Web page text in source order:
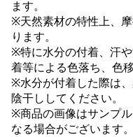
ます。
※天然素材の特性上、
ります。
※特に水分の付着、汗
着等による色落ち、色
※水分が付着した際は、
陰干ししてください。
※商品の画像はサンプ
なる場合がございます